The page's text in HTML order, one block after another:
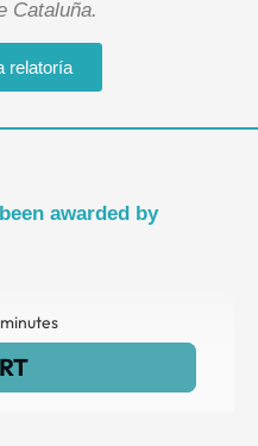
Cataluña.
relatoría
awarded by